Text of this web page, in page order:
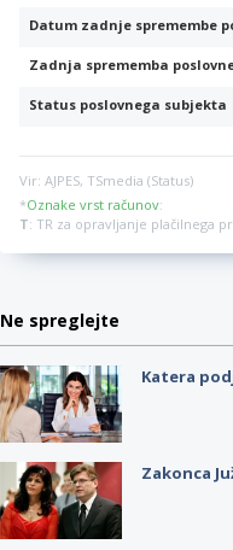
Datum zadnje spremembe
Zadnja sprememba
Status poslovnega subjekta
Vir: AJPES, TSmedia (Status)
*Oznake vrst računov:
T: TR za opravljanje plačilnega
Ne spreglejte
Katera
Zakonca